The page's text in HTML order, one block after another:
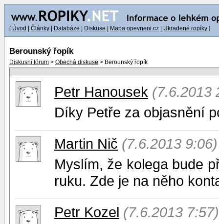
[ Úvod Články Databáze Diskuse Mapa.opevneni.cz Ukradené ropíky ]
Berounský řopík
Diskusní fórum > Obecná diskuse > Berounský řopík
Petr Hanousek (7.6.2013
Díky Petře za objasnění
Martin Nič (7.6.2013 9:06)
Myslím, že kolega bude
ruku. Zde je na něho
Petr Kozel (7.6.2013 7:57)